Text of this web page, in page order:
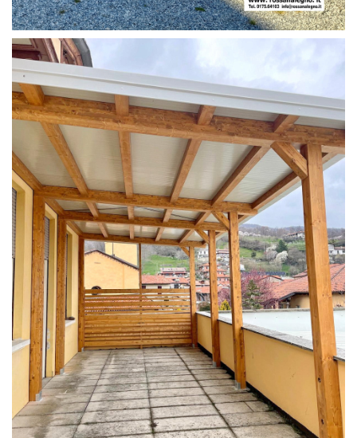
PERGOLA CON PAVIMENTO E FRANGIVISTA